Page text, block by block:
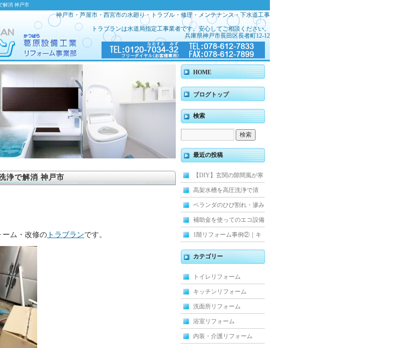
解消 神戸市
神戸市・芦屋市・西宮市の水廻り・トラブル・修理・メンテナンス・下水道工事
トラブランは水道局指定工事業者です。安心してご相談ください。
兵庫県神戸市長田区長者町12-12
浄で解消 神戸市
ーム・改修の トラブランです。
HOME
ブログトップ
検索
最近の投稿
【DIY】玄関の隙間風が寒
くて断熱ドアに交換しまし
た
高架水槽を高圧洗浄で清
掃！衛生的な給水環境を維
持｜施工事例
ベランダのひび割れ・滲み
を解消！賃貸マンション防
水工事
補助金を使ってのエコ設備
住宅リフォーム
1階リフォーム事例②｜キ
ッチン・床・収納を一新
し、扉新設で動線を整えた
全面改修
カテゴリー
トイレリフォーム
キッチンリフォーム
洗面所リフォーム
浴室リフォーム
内装・介護リフォーム